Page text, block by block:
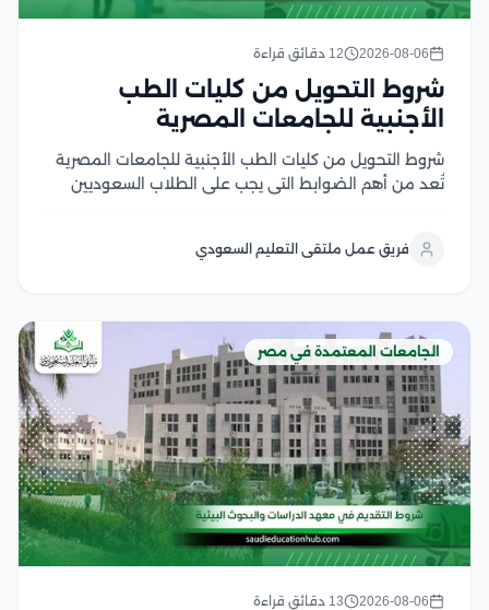
2026-08-06 12 دقائق قراءة
شروط التحويل من كليات الطب
الأجنبية للجامعات المصرية
شروط التحويل من كليات الطب الأجنبية للجامعات المصرية
تُعد من أهم الضوابط التي يجب على الطلاب السعوديين
الأكاديمية والإدارية، مثل الاعتراف بالجامعة المحول منها
فريق عمل ملتقى التعليم السعودي
الجامعات المعتمدة في مصر
2026-08-06 13 دقائق قراءة